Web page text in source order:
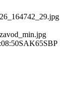
SAK65SBP